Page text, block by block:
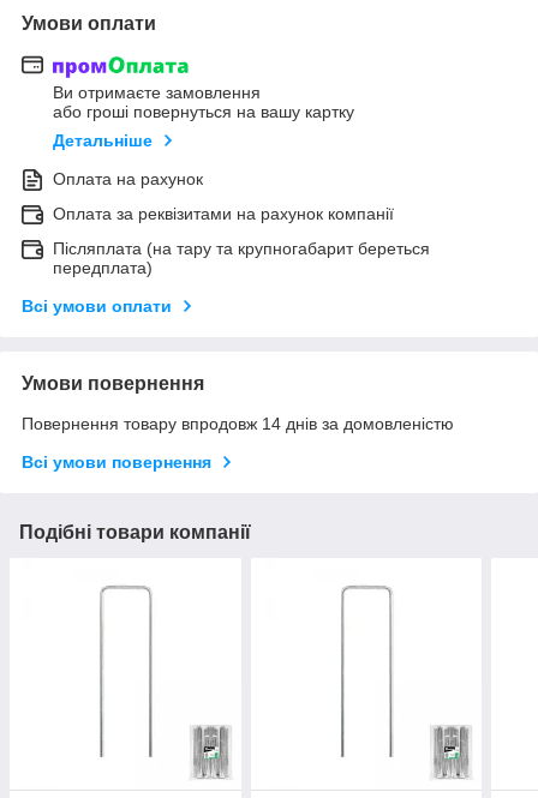
Умови оплати
Ви отримаєте замовлення
або гроші повернуться на вашу картку
Детальніше
Оплата на рахунок
Оплата за реквізитами на рахунок компанії
Післяплата (на тару та крупногабарит береться
передплата)
Всі умови оплати
Умови повернення
Повернення товару впродовж 14 днів за домовленістю
Всі умови повернення
Подібні товари компанії